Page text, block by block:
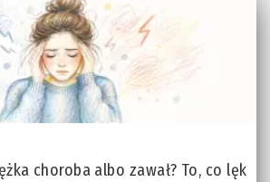
choroba albo zawał? To, co lęk